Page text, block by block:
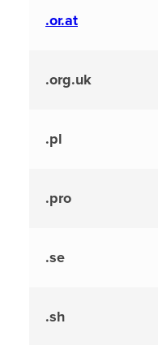
.or.at
.org.uk
.pl
.pro
.se
.sh